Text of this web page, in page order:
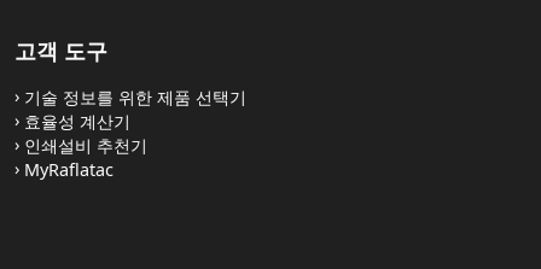
PET Matt Silver TC 50 - RC18
PET Matt Silver TC 50 V RC15
PET Matt Silver TC 50 V RC18
위 제품은 당사의 Small Roll Service 프로그램에 포함되
입니다. ​
고객 도구
기술 정보를 위한 제품 선택기
효율성 계산기
인쇄설비 추천기
MyRaflatac